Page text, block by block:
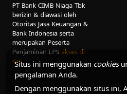
Situs ini menggunakan cookies
pengalaman Anda.
Dengan menggunakan situs ini,
Perbankan Konsumen
Perbankan Syariah
PT Bank CIMB Niaga Tbk
berizin & diawasi oleh
Otoritas Jasa Keuangan &
Bank Indonesia serta
merupakan Peserta
Penjaminan LPS akses di
sini